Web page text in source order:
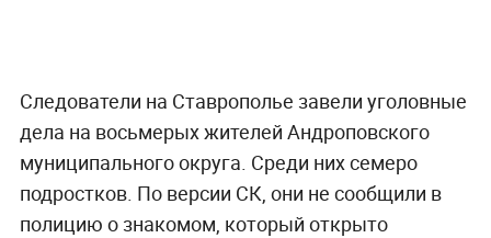
Следователи на Ставрополье завели уголовные
дела на восьмерых жителей Андроповского
муниципального округа. Среди них семеро
подростков. По версии СК, они не сообщили в
полицию о знакомом, который открыто